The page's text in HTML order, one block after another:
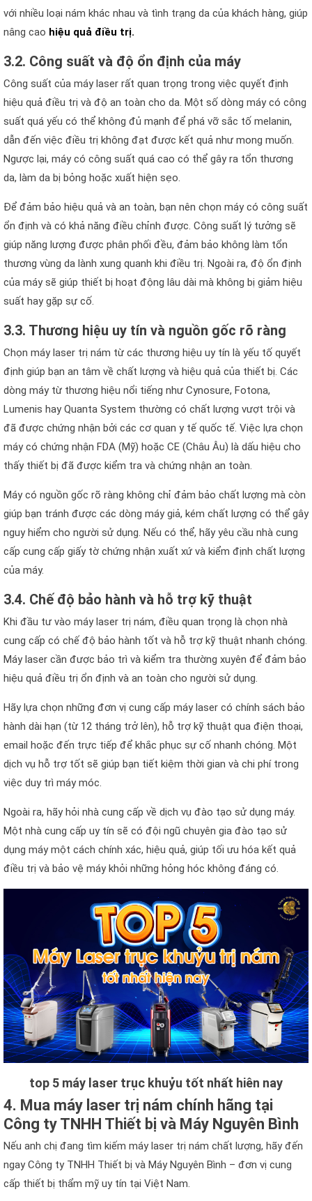
với nhiều loại nám khác nhau và tình trạng da của khách hàng, giúp
nâng cao hiệu quả điều trị.
3.2. Công suất và độ ổn định của máy
Công suất của máy laser rất quan trọng trong việc quyết định
hiệu quả điều trị và độ an toàn cho da. Một số dòng máy có công
suất quá yếu có thể không đủ mạnh để phá vỡ sắc tố melanin,
dẫn đến việc điều trị không đạt được kết quả như mong muốn.
Ngược lại, máy có công suất quá cao có thể gây ra tổn thương
da, làm da bị bỏng hoặc xuất hiện sẹo.
Để đảm bảo hiệu quả và an toàn, bạn nên chọn máy có công suất
ổn định và có khả năng điều chỉnh được. Công suất lý tưởng sẽ
giúp năng lượng được phân phối đều, đảm bảo không làm tổn
thương vùng da lành xung quanh khi điều trị. Ngoài ra, độ ổn định
của máy sẽ giúp thiết bị hoạt động lâu dài mà không bị giảm hiệu
suất hay gặp sự cố.
3.3. Thương hiệu uy tín và nguồn gốc rõ ràng
Chọn máy laser trị nám từ các thương hiệu uy tín là yếu tố quyết
định giúp bạn an tâm về chất lượng và hiệu quả của thiết bị. Các
dòng máy từ thương hiệu nổi tiếng như Cynosure, Fotona,
Lumenis hay Quanta System thường có chất lượng vượt trội và
đã được chứng nhận bởi các cơ quan y tế quốc tế. Việc lựa chọn
máy có chứng nhận FDA (Mỹ) hoặc CE (Châu Âu) là dấu hiệu cho
thấy thiết bị đã được kiểm tra và chứng nhận an toàn.
Máy có nguồn gốc rõ ràng không chỉ đảm bảo chất lượng mà còn
giúp bạn tránh được các dòng máy giả, kém chất lượng có thể gây
nguy hiểm cho người sử dụng. Nếu có thể, hãy yêu cầu nhà cung
cấp cung cấp giấy tờ chứng nhận xuất xứ và kiểm định chất lượng
của máy.
3.4. Chế độ bảo hành và hỗ trợ kỹ thuật
Khi đầu tư vào máy laser trị nám, điều quan trọng là chọn nhà
cung cấp có chế độ bảo hành tốt và hỗ trợ kỹ thuật nhanh chóng.
Máy laser cần được bảo trì và kiểm tra thường xuyên để đảm bảo
hiệu quả điều trị ổn định và an toàn cho người sử dụng.
Hãy lựa chọn những đơn vị cung cấp máy laser có chính sách bảo
hành dài hạn (từ 12 tháng trở lên), hỗ trợ kỹ thuật qua điện thoại,
email hoặc đến trực tiếp để khắc phục sự cố nhanh chóng. Một
dịch vụ hỗ trợ tốt sẽ giúp bạn tiết kiệm thời gian và chi phí trong
việc duy trì máy móc.
Ngoài ra, hãy hỏi nhà cung cấp về dịch vụ đào tạo sử dụng máy.
Một nhà cung cấp uy tín sẽ có đội ngũ chuyên gia đào tạo sử
dụng máy một cách chính xác, hiệu quả, giúp tối ưu hóa kết quả
điều trị và bảo vệ máy khỏi những hỏng hóc không đáng có.
top 5 máy laser trục khuỷu tốt nhất hiên nay
4. Mua máy laser trị nám chính hãng tại
Công ty TNHH Thiết bị và Máy Nguyên Bình
Nếu anh chị đang tìm kiếm máy laser trị nám chất lượng, hãy đến
ngay Công ty TNHH Thiết bị và Máy Nguyên Bình – đơn vị cung
cấp thiết bị thẩm mỹ uy tín tại Việt Nam.